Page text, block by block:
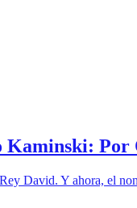
Kaminski:
David. Y ahora, el